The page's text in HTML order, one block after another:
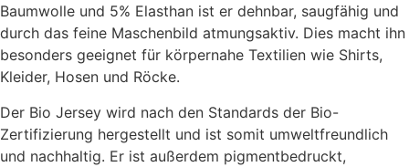
Baumwolle und 5% Elasthan ist er dehnbar, saugfähig und
durch das feine Maschenbild atmungsaktiv. Dies macht ihn
besonders geeignet für körpernahe Textilien wie Shirts,
Kleider, Hosen und Röcke.
Der Bio Jersey wird nach den Standards der Bio-
Zertifizierung hergestellt und ist somit umweltfreundlich
und nachhaltig. Er ist außerdem pigmentbedruckt,